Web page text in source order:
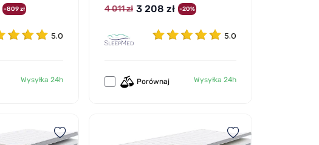
-809 zł
5.0
Wysyłka 24h
4 011 zł 3 208 zł -20%
5.0
Porównaj Wysyłka 24h